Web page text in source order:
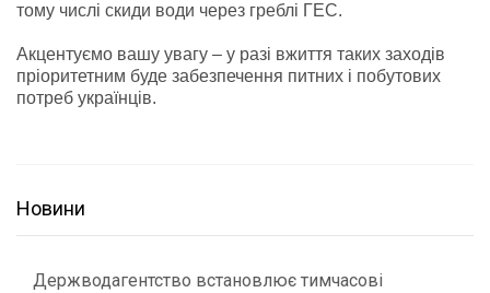
тому числі скиди води через греблі ГЕС.
Акцентуємо вашу увагу – у разі вжиття таких заходів
пріоритетним буде забезпечення питних і побутових
потреб українців.
Новини
Держводагентство встановлює тимчасові